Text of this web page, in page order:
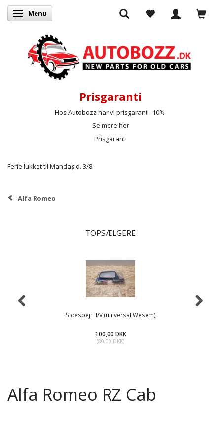
Skifte navigation
Menu
Prisgaranti
Hos Autobozz har vi prisgaranti -10%
Se mere her
Prisgaranti
Ferie lukket til Mandag d. 3/8
Alfa Romeo
TOPSÆLGERE
Sidespejl H/V (universal Wesem)
100,00 DKK
(80,00 DKK)
Alfa Romeo RZ Cab